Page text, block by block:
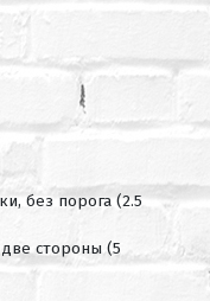
без порога (2.5
стороны (5